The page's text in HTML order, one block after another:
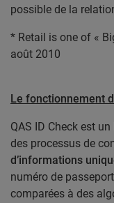
possible de la
* Retail is one of «
août 2010
Le fonctionnement
QAS ID Check est
des processus de
d’informations
numéro de passeport
comparées à des